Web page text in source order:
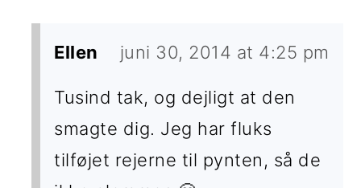
Ellen juni 30, 2014 at 4:25 pm
Tusind tak, og dejligt at den
smagte dig. Jeg har fluks
tilføjet rejerne til pynten, så de